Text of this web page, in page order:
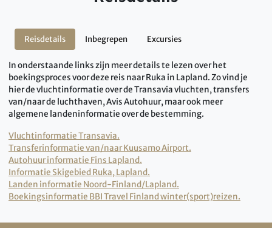
Reisdetails Inbegrepen Excursies
In onderstaande links zijn meer details te lezen over het
boekingsproces voor deze reis naar Ruka in Lapland. Zo vind je
hier de vluchtinformatie over de Transavia vluchten, transfers
van/naar de luchthaven, Avis Autohuur, maar ook meer
algemene landeninformatie over de bestemming.
Vluchtinformatie Transavia.
Transferinformatie van/naar Kuusamo Airport.
Autohuur informatie Fins Lapland.
Informatie Skigebied Ruka, Lapland.
Landen informatie Noord-Finland/Lapland.
Boekingsinformatie BBI Travel Finland winter(sport)reizen.